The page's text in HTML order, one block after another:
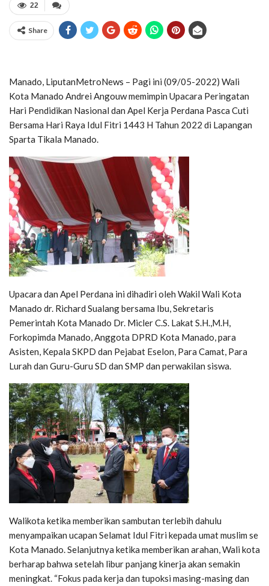
22
Share
Manado, LiputanMetroNews – Pagi ini (09/05-2022) Wali
Kota Manado Andrei Angouw memimpin Upacara Peringatan
Hari Pendidikan Nasional dan Apel Kerja Perdana Pasca Cuti
Bersama Hari Raya Idul Fitri 1443 H Tahun 2022 di Lapangan
Sparta Tikala Manado.
Upacara dan Apel Perdana ini dihadiri oleh Wakil Wali Kota
Manado dr. Richard Sualang bersama Ibu, Sekretaris
Pemerintah Kota Manado Dr. Micler C.S. Lakat S.H.,M.H,
Forkopimda Manado, Anggota DPRD Kota Manado, para
Asisten, Kepala SKPD dan Pejabat Eselon, Para Camat, Para
Lurah dan Guru-Guru SD dan SMP dan perwakilan siswa.
Walikota ketika memberikan sambutan terlebih dahulu
menyampaikan ucapan Selamat Idul Fitri kepada umat muslim se
Kota Manado. Selanjutnya ketika memberikan arahan, Wali kota
berharap bahwa setelah libur panjang kinerja akan semakin
meningkat. “Fokus pada kerja dan tupoksi masing-masing dan